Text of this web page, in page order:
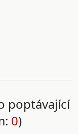
poptávající
0)